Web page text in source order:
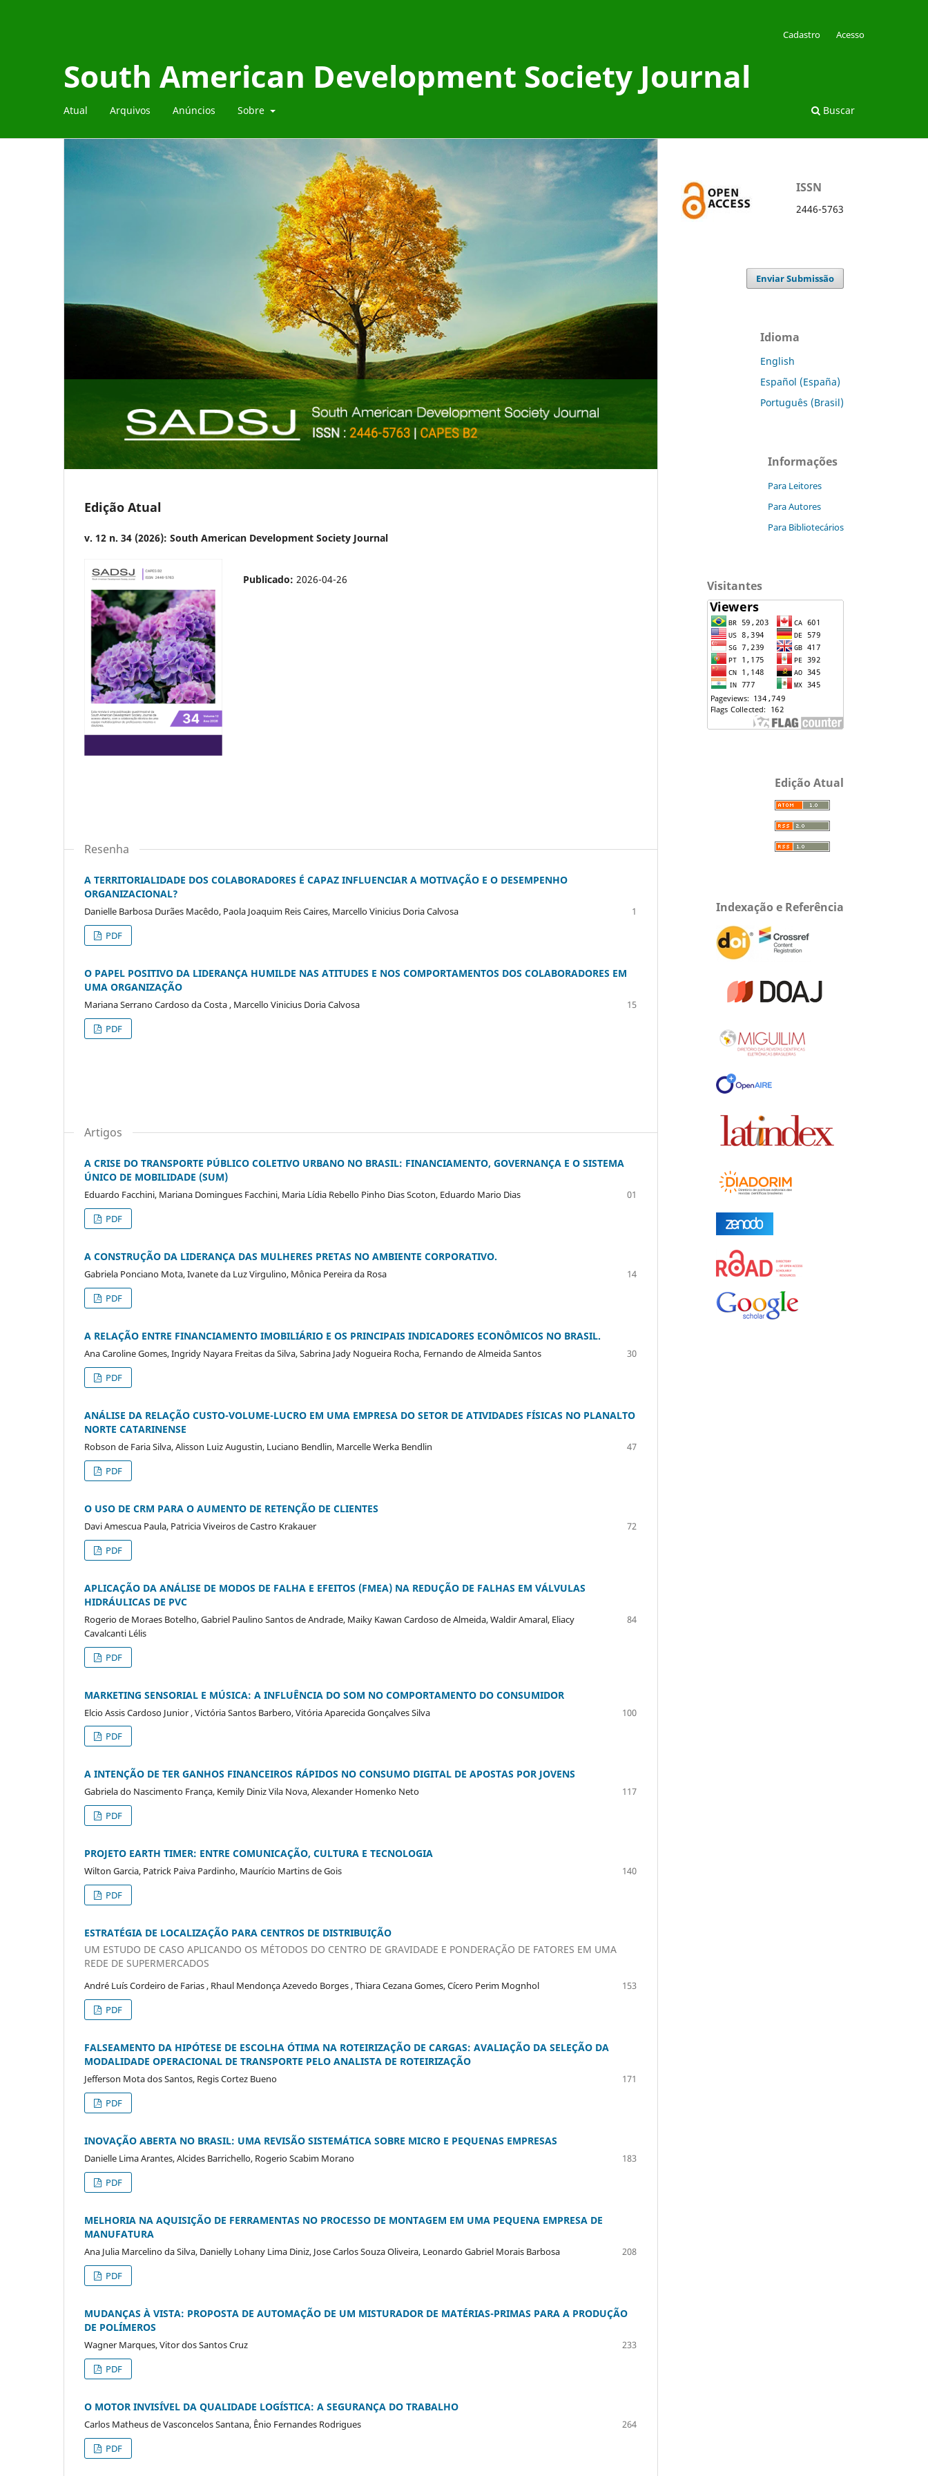
South American Development Society Journal
Atual Arquivos Anúncios Sobre Buscar
Cadastro Acesso
Edição Atual
v. 12 n. 34 (2026): South American Development Society Journal
Publicado: 2026-04-26
Resenha
A TERRITORIALIDADE DOS COLABORADORES É CAPAZ INFLUENCIAR A MOTIVAÇÃO E O DESEMPENHO
ORGANIZACIONAL?
Danielle Barbosa Durães Macêdo, Paola Joaquim Reis Caires, Marcello Vinicius Doria Calvosa
1
PDF
O PAPEL POSITIVO DA LIDERANÇA HUMILDE NAS ATITUDES E NOS COMPORTAMENTOS DOS COLABORADORES EM
UMA ORGANIZAÇÃO
Mariana Serrano Cardoso da Costa , Marcello Vinicius Doria Calvosa
15
PDF
Artigos
A CRISE DO TRANSPORTE PÚBLICO COLETIVO URBANO NO BRASIL: FINANCIAMENTO, GOVERNANÇA E O SISTEMA
ÚNICO DE MOBILIDADE (SUM)
Eduardo Facchini, Mariana Domingues Facchini, Maria Lídia Rebello Pinho Dias Scoton, Eduardo Mario Dias
01
PDF
A CONSTRUÇÃO DA LIDERANÇA DAS MULHERES PRETAS NO AMBIENTE CORPORATIVO.
Gabriela Ponciano Mota, Ivanete da Luz Virgulino, Mônica Pereira da Rosa
14
PDF
A RELAÇÃO ENTRE FINANCIAMENTO IMOBILIÁRIO E OS PRINCIPAIS INDICADORES ECONÔMICOS NO BRASIL.
Ana Caroline Gomes, Ingridy Nayara Freitas da Silva, Sabrina Jady Nogueira Rocha, Fernando de Almeida Santos
30
PDF
ANÁLISE DA RELAÇÃO CUSTO-VOLUME-LUCRO EM UMA EMPRESA DO SETOR DE ATIVIDADES FÍSICAS NO PLANALTO
NORTE CATARINENSE
Robson de Faria Silva, Alisson Luiz Augustin, Luciano Bendlin, Marcelle Werka Bendlin
47
PDF
O USO DE CRM PARA O AUMENTO DE RETENÇÃO DE CLIENTES
Davi Amescua Paula, Patricia Viveiros de Castro Krakauer
72
PDF
APLICAÇÃO DA ANÁLISE DE MODOS DE FALHA E EFEITOS (FMEA) NA REDUÇÃO DE FALHAS EM VÁLVULAS
HIDRÁULICAS DE PVC
Rogerio de Moraes Botelho, Gabriel Paulino Santos de Andrade, Maiky Kawan Cardoso de Almeida, Waldir Amaral, Eliacy
Cavalcanti Lélis
84
PDF
MARKETING SENSORIAL E MÚSICA: A INFLUÊNCIA DO SOM NO COMPORTAMENTO DO CONSUMIDOR
Elcio Assis Cardoso Junior , Victória Santos Barbero, Vitória Aparecida Gonçalves Silva
100
PDF
A INTENÇÃO DE TER GANHOS FINANCEIROS RÁPIDOS NO CONSUMO DIGITAL DE APOSTAS POR JOVENS
Gabriela do Nascimento França, Kemily Diniz Vila Nova, Alexander Homenko Neto
117
PDF
PROJETO EARTH TIMER: ENTRE COMUNICAÇÃO, CULTURA E TECNOLOGIA
Wilton Garcia, Patrick Paiva Pardinho, Maurício Martins de Gois
140
PDF
ESTRATÉGIA DE LOCALIZAÇÃO PARA CENTROS DE DISTRIBUIÇÃO
UM ESTUDO DE CASO APLICANDO OS MÉTODOS DO CENTRO DE GRAVIDADE E PONDERAÇÃO DE FATORES EM UMA
REDE DE SUPERMERCADOS
André Luís Cordeiro de Farias , Rhaul Mendonça Azevedo Borges , Thiara Cezana Gomes, Cícero Perim Mognhol
153
PDF
FALSEAMENTO DA HIPÓTESE DE ESCOLHA ÓTIMA NA ROTEIRIZAÇÃO DE CARGAS: AVALIAÇÃO DA SELEÇÃO DA
MODALIDADE OPERACIONAL DE TRANSPORTE PELO ANALISTA DE ROTEIRIZAÇÃO
Jefferson Mota dos Santos, Regis Cortez Bueno
171
PDF
INOVAÇÃO ABERTA NO BRASIL: UMA REVISÃO SISTEMÁTICA SOBRE MICRO E PEQUENAS EMPRESAS
Danielle Lima Arantes, Alcides Barrichello, Rogerio Scabim Morano
183
PDF
MELHORIA NA AQUISIÇÃO DE FERRAMENTAS NO PROCESSO DE MONTAGEM EM UMA PEQUENA EMPRESA DE
MANUFATURA
Ana Julia Marcelino da Silva, Danielly Lohany Lima Diniz, Jose Carlos Souza Oliveira, Leonardo Gabriel Morais Barbosa
208
PDF
MUDANÇAS À VISTA: PROPOSTA DE AUTOMAÇÃO DE UM MISTURADOR DE MATÉRIAS-PRIMAS PARA A PRODUÇÃO
DE POLÍMEROS
Wagner Marques, Vitor dos Santos Cruz
233
PDF
O MOTOR INVISÍVEL DA QUALIDADE LOGÍSTICA: A SEGURANÇA DO TRABALHO
Carlos Matheus de Vasconcelos Santana, Ênio Fernandes Rodrigues
264
PDF
ISSN
2446-5763
Enviar Submissão
Idioma
English
Español (España)
Português (Brasil)
Informações
Para Leitores
Para Autores
Para Bibliotecários
Visitantes
Edição Atual
Indexação e Referência